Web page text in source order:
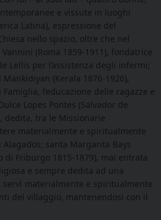
e vissute in luoghi
Latina), espressione del
nello spazio, oltre che nel
(Roma 1859-1911), fondatrice
Lellis per l’assistenza degli infermi;
(Kerala 1876-1926),
l’educazione delle ragazze e
Lopes Pontes (Salvador de
dedita, tra le Missionarie
materialmente e spiritualmente
santa Margarita Bays
di Friburgo 1815-1879), mai entrata
e sempre dedita ad una
servì materialmente e spiritualmente
del villaggio, mantenendosi con il